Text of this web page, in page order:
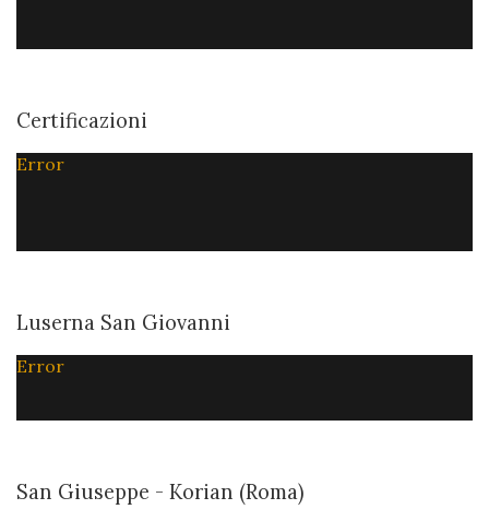
Certificazioni
Error
Luserna San Giovanni
Error
San Giuseppe - Korian (Roma)